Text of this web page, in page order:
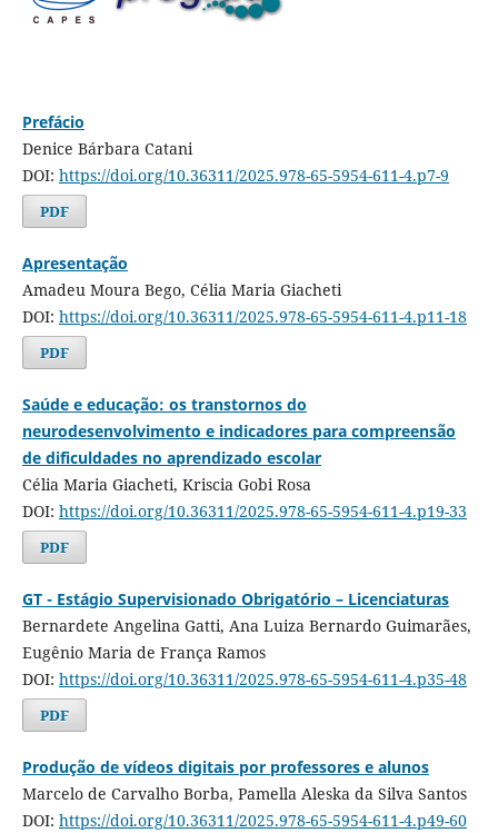
Prefácio
Denice Bárbara Catani
DOI: https://doi.org/10.36311/2025.978-65-5954-611-4.p7-9
PDF
Apresentação
Amadeu Moura Bego, Célia Maria Giacheti
DOI: https://doi.org/10.36311/2025.978-65-5954-611-4.p11-18
PDF
Saúde e educação: os transtornos do
neurodesenvolvimento e indicadores para compreensão
de dificuldades no aprendizado escolar
Célia Maria Giacheti, Kriscia Gobi Rosa
DOI: https://doi.org/10.36311/2025.978-65-5954-611-4.p19-33
PDF
GT - Estágio Supervisionado Obrigatório – Licenciaturas
Bernardete Angelina Gatti, Ana Luiza Bernardo Guimarães,
Eugênio Maria de França Ramos
DOI: https://doi.org/10.36311/2025.978-65-5954-611-4.p35-48
PDF
Produção de vídeos digitais por professores e alunos
Marcelo de Carvalho Borba, Pamella Aleska da Silva Santos
DOI: https://doi.org/10.36311/2025.978-65-5954-611-4.p49-60